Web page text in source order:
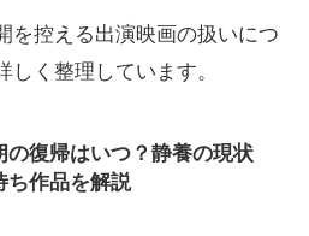
を控える出演映画の扱いにつ
く整理しています。
の復帰はいつ？静養の現状
ち作品を解説